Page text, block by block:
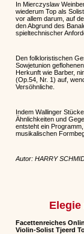
In Mierczyslaw
wiederum Top als
vor allem darum, auf
den Abgrund des
spieltechnischer
Den folkloristischen
Sowjetunion
Herkunft wie Barber,
(Op.54, Nr. 1) auf,
Versöhnliche.
Indem Wallinger
Ähnlichkeiten und
entsteht ein
musikalischen
Autor: HARRY
Facettenreiches
Violin-Solist Tjeerd